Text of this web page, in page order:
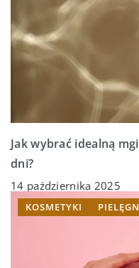
Jak wybrać idealną
dni?
14 października 2025
KOSMETYKI